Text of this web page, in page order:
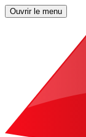
Ouvrir le menu